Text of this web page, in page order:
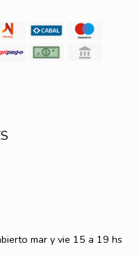
mar y vie 15 a 19 hs